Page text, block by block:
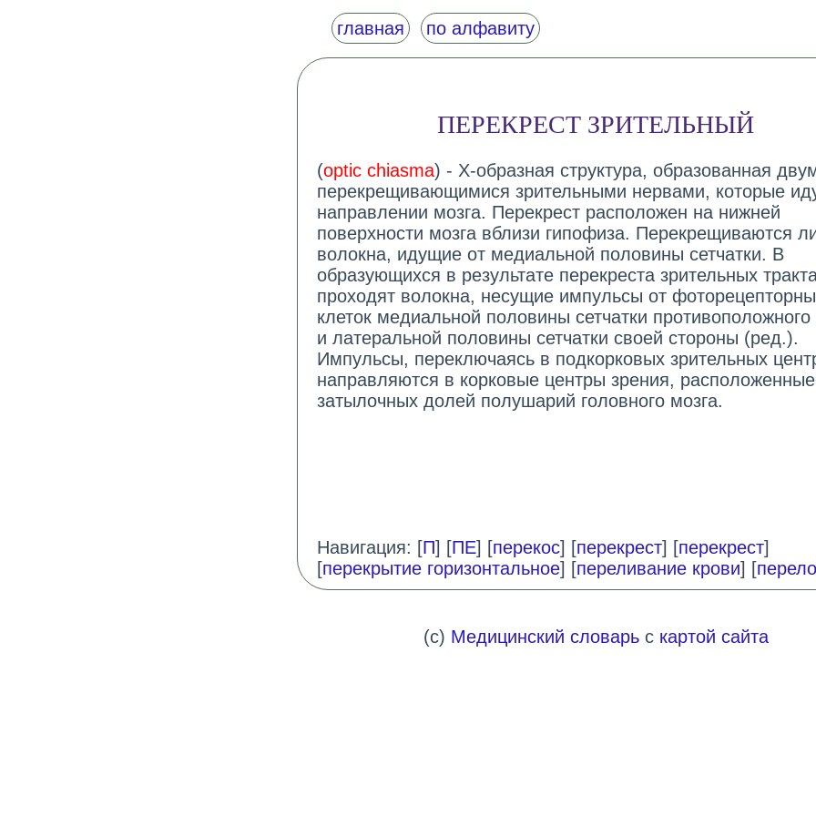
главная по алфавиту
ПЕРЕКРЕСТ ЗРИТЕЛЬНЫЙ
(optic chiasma) - Х-образная структура, образованная
перекрещивающимися зрительными нервами, которые
направлении мозга. Перекрест расположен на нижней
поверхности мозга вблизи гипофиза. Перекрещиваются
волокна, идущие от медиальной половины сетчатки. В
образующихся в результате перекреста зрительных
проходят волокна, несущие импульсы от
клеток медиальной половины сетчатки противоположного
и латеральной половины сетчатки своей стороны (ред.).
Импульсы, переключаясь в подкорковых зрительных
направляются в корковые центры зрения,
затылочных долей полушарий головного мозга.
Навигация: [П] [ПЕ] [перекос] [перекрест] [перекрест]
[перекрытие горизонтальное] [переливание крови] [
(c) Медицинский словарьс картой сайта